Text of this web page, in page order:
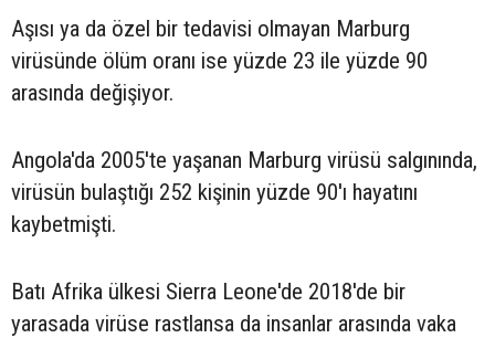
Aşısı ya da özel bir tedavisi olmayan Marburg
virüsünde ölüm oranı ise yüzde 23 ile yüzde 90
arasında değişiyor.
Angola'da 2005'te yaşanan Marburg virüsü salgınında,
virüsün bulaştığı 252 kişinin yüzde 90'ı hayatını
kaybetmişti.
Batı Afrika ülkesi Sierra Leone'de 2018'de bir
yarasada virüse rastlansa da insanlar arasında vaka